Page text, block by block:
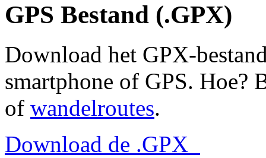
GPS Bestand (.GPX)
Download het GPX-
smartphone of GPS.
of wandelroutes.
Download de .GPX